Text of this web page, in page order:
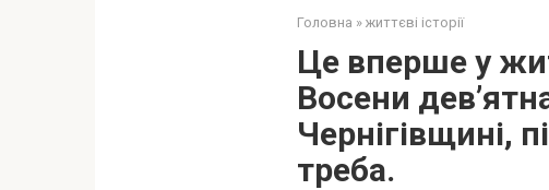
Головна » життєві історії
Це вперше у
Восени
Чернігівщині,
треба.